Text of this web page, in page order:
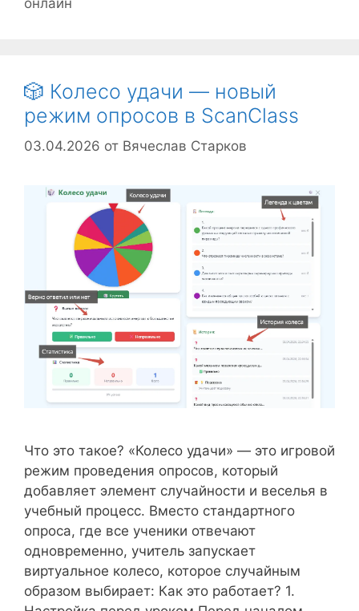
🎲 Колесо удачи — новый
режим опросов в ScanClass
03.04.2026 от Вячеслав Старков
Что это такое? «Колесо удачи» — это игровой
режим проведения опросов, который
добавляет элемент случайности и веселья в
учебный процесс. Вместо стандартного
опроса, где все ученики отвечают
одновременно, учитель запускает
виртуальное колесо, которое случайным
образом выбирает: Как это работает? 1.